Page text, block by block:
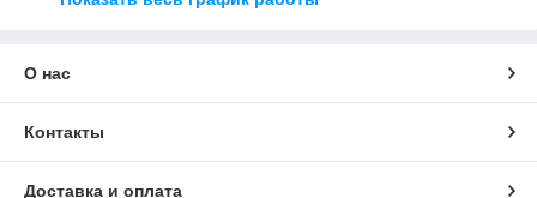
О нас
Контакты
Доставка и оплата